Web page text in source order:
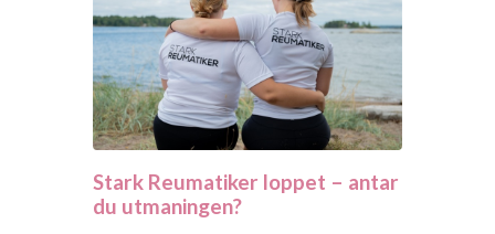
Stark Reumatiker loppet – antar
du utmaningen?